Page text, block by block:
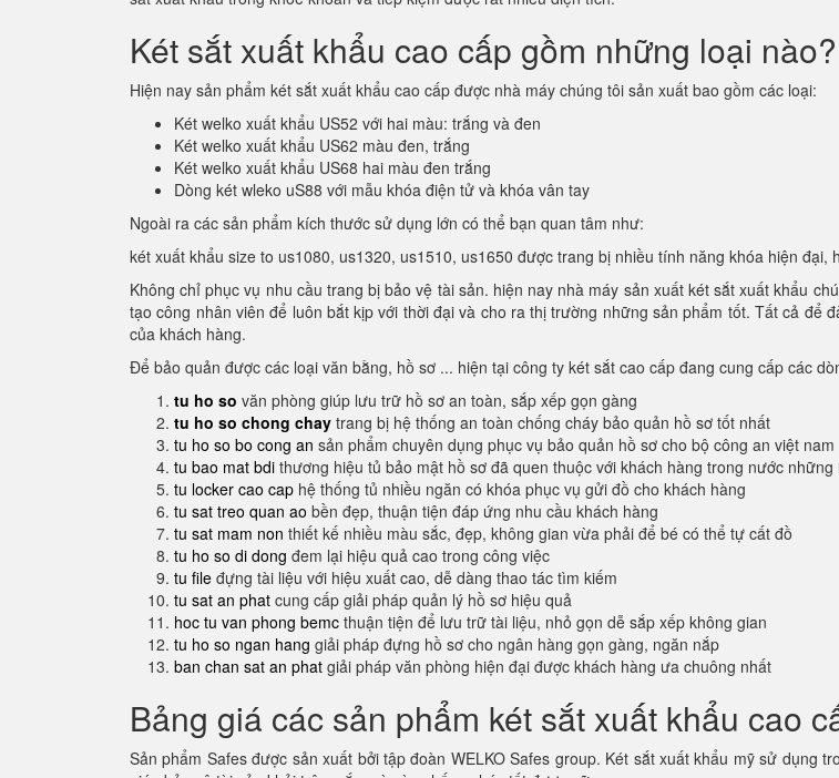
Két sắt xuất khẩu cao cấp gồm những loại nào?
Hiện nay sản phẩm két sắt xuất khẩu cao cấp được nhà máy chúng tôi sản xuất bao gồm các loại:
Két welko xuất khẩu US52 với hai màu: trắng và đen
Két welko xuất khẩu US62 màu đen, trắng
Két welko xuất khẩu US68 hai màu đen trắng
Dòng két wleko uS88 với mẫu khóa điện tử và khóa vân tay
Ngoài ra các sản phẩm kích thước sử dụng lớn có thể bạn quan tâm như:
két xuất khẩu size to us1080, us1320, us1510, us1650 được trang bị nhiều tính năng khóa hiện
Không chỉ phục vụ nhu cầu trang bị bảo vệ tài sản. hiện nay nhà máy sản xuất két sắt xuất khẩu
tạo công nhân viên để luôn bắt kịp với thời đại và cho ra thị trường những sản phẩm tốt. Tất cả
của khách hàng.
Để bảo quản được các loại văn bằng, hồ sơ ... hiện tại công ty két sắt cao cấp đang cung cấp các
tu ho so văn phòng giúp lưu trữ hồ sơ an toàn, sắp xếp gọn gàng
tu ho so chong chay trang bị hệ thống an toàn chống cháy bảo quản hồ sơ tốt nhất
tu ho so bo cong an sản phẩm chuyên dụng phục vụ bảo quản hồ sơ cho bộ công an việt nam
tu bao mat bdi thương hiệu tủ bảo mật hồ sơ đã quen thuộc với khách hàng trong nước những
tu locker cao cap hệ thống tủ nhiều ngăn có khóa phục vụ gửi đồ cho khách hàng
tu sat treo quan ao bền đẹp, thuận tiện đáp ứng nhu cầu khách hàng
tu sat mam non thiết kế nhiều màu sắc, đẹp, không gian vừa phải để bé có thể tự cất đồ
tu ho so di dong đem lại hiệu quả cao trong công việc
tu file đựng tài liệu với hiệu xuất cao, dễ dàng thao tác tìm kiếm
tu sat an phat cung cấp giải pháp quản lý hồ sơ hiệu quả
hoc tu van phong bemc thuận tiện để lưu trữ tài liệu, nhỏ gọn dễ sắp xếp không gian
tu ho so ngan hang giải pháp đựng hồ sơ cho ngân hàng gọn gàng, ngăn nắp
ban chan sat an phat giải pháp văn phòng hiện đại được khách hàng ưa chuông nhất
Bảng giá các sản phẩm két sắt xuất khẩu cao
Sản phẩm Safes được sản xuất bởi tập đoàn WELKO Safes group. Két sắt xuất khẩu mỹ sử dụng